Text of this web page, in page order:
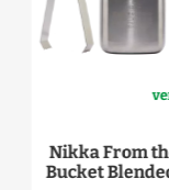
Nikka From
Bucket